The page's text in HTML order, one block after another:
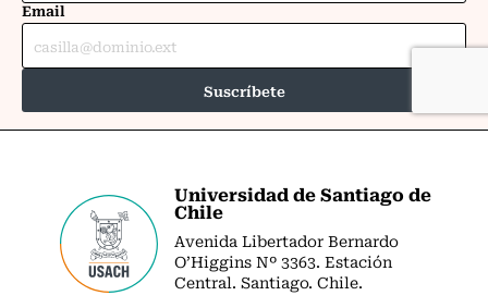
Universidad de Santiago de
Chile
Avenida Libertador Bernardo
O’Higgins Nº 3363. Estación
Central. Santiago. Chile.